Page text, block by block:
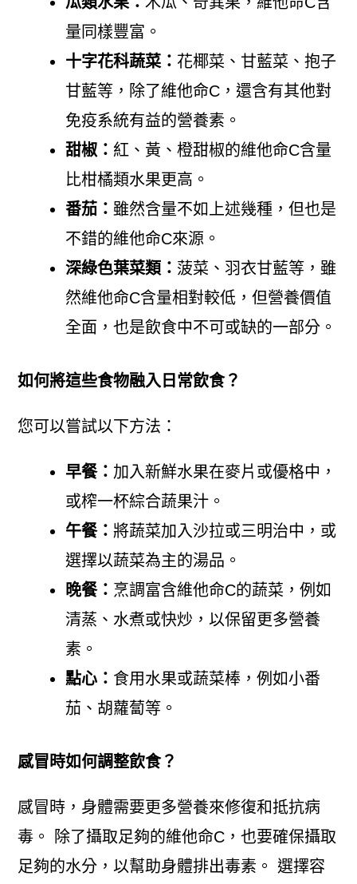
量同樣豐富。
十字花科蔬菜： 花椰菜、甘藍菜、抱子
甘藍等，除了維他命C，還含有其他對
免疫系統有益的營養素。
甜椒： 紅、黃、橙甜椒的維他命C含量
比柑橘類水果更高。
番茄： 雖然含量不如上述幾種，但也是
不錯的維他命C來源。
深綠色葉菜類： 菠菜、羽衣甘藍等，雖
然維他命C含量相對較低，但營養價值
全面，也是飲食中不可或缺的一部分。
如何將這些食物融入日常飲食？
您可以嘗試以下方法：
早餐： 加入新鮮水果在麥片或優格中，
或榨一杯綜合蔬果汁。
午餐： 將蔬菜加入沙拉或三明治中，或
選擇以蔬菜為主的湯品。
晚餐： 烹調富含維他命C的蔬菜，例如
清蒸、水煮或快炒，以保留更多營養
素。
點心： 食用水果或蔬菜棒，例如小番
茄、胡蘿蔔等。
感冒時如何調整飲食？
感冒時，身體需要更多營養來修復和抵抗病
毒。 除了攝取足夠的維他命C，也要確保攝取
足夠的水分，以幫助身體排出毒素。 選擇容